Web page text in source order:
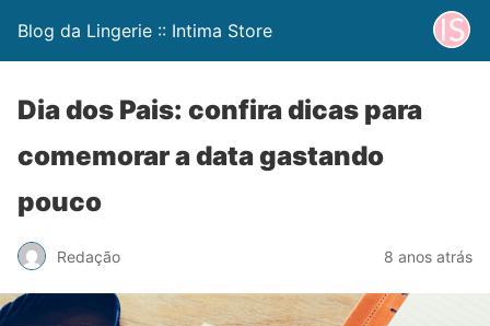
Blog da Lingerie :: Intima Store
Dia dos Pais: confira dicas para
comemorar a data gastando
pouco
Redação 8 anos atrás